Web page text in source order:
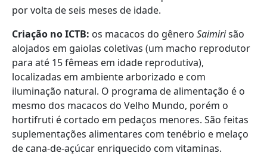
por volta de seis meses de idade.
Criação no ICTB: os macacos do gênero Saimirisão
alojados em gaiolas coletivas (um macho reprodutor
para até 15 fêmeas em idade reprodutiva),
localizadas em ambiente arborizado e com
iluminação natural. O programa de alimentação é o
mesmo dos macacos do Velho Mundo, porém o
hortifruti é cortado em pedaços menores. São feitas
suplementações alimentares com tenébrio e melaço
de cana-de-açúcar enriquecido com vitaminas.